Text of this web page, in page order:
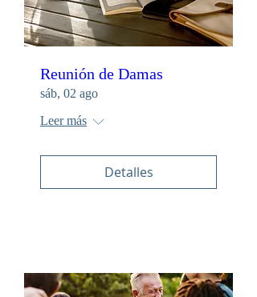
Reunión de Damas
sáb, 02 ago
Leer más
Detalles